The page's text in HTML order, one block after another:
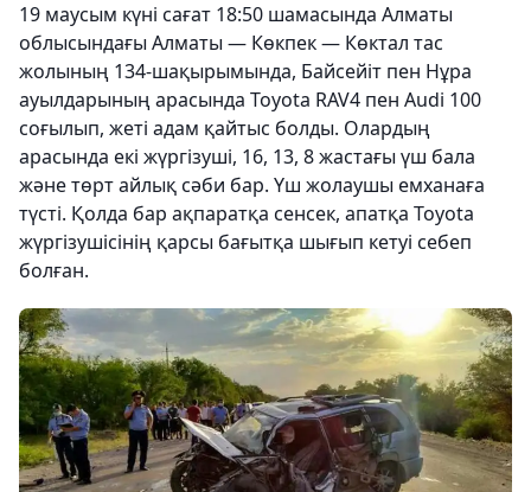
19 маусым күні сағат 18:50 шамасында Алматы
облысындағы Алматы — Көкпек — Көктал тас
жолының 134-шақырымында, Байсейіт пен Нұра
ауылдарының арасында Toyota RAV4 пен Audi 100
соғылып, жеті адам қайтыс болды. Олардың
арасында екі жүргізуші, 16, 13, 8 жастағы үш бала
және төрт айлық сәби бар. Үш жолаушы емханаға
түсті. Қолда бар ақпаратқа сенсек, апатқа Toyota
жүргізушісінің қарсы бағытқа шығып кетуі себеп
болған.